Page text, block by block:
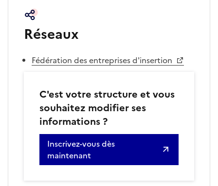
Réseaux
Fédération des entreprises d'insertion
C'est votre structure et vous
souhaitez modifier ses
informations ?
Inscrivez-vous dès
maintenant